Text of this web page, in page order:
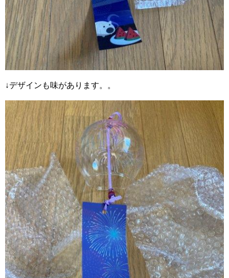
↓デザインも味があります。。